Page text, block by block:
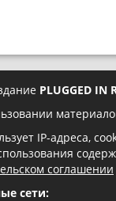
PLUGGED IN
IP-адреса,
соглашении
сети: